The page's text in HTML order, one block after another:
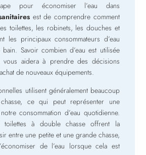
pour économiser l’eau dans
est de comprendre comment
toilettes, les robinets, les douches et
les principaux consommateurs d’eau
Savoir combien d’eau est utilisée
vous aidera à prendre des décisions
de nouveaux équipements.
utilisent généralement beaucoup
ce qui peut représenter une
consommation d’eau quotidienne.
toilettes à double chasse offrent la
entre une petite et une grande chasse,
de l’eau lorsque cela est